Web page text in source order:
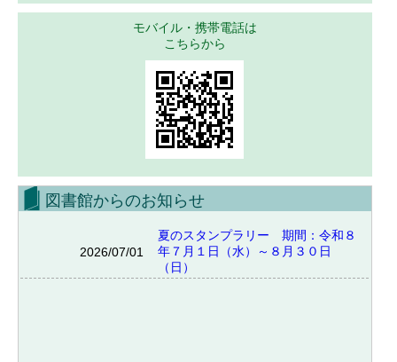
モバイル・携帯電話は
こちらから
図書館からのお知らせ
2026/07/01
夏のスタンプラリー 期間：令和８
年７月１日（水）～８月３０日
（日）